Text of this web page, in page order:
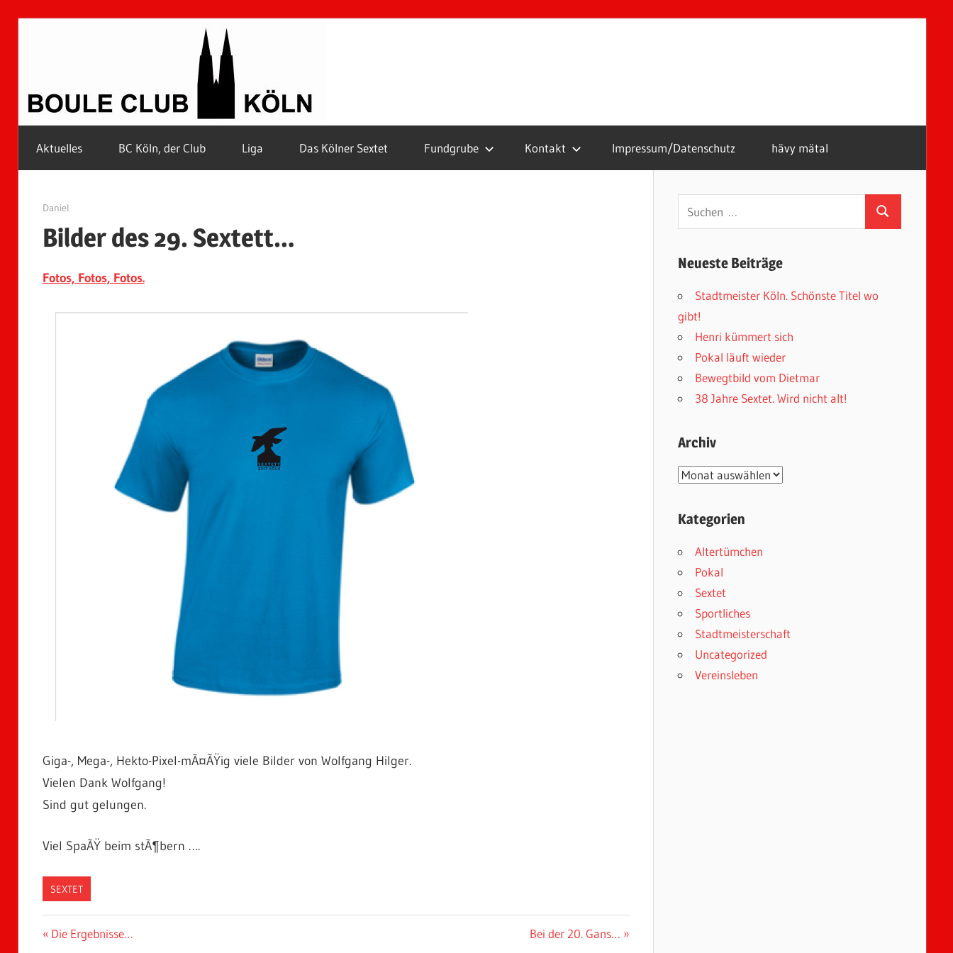
Köln
Petanque
Kölle
Aktuelles BC Köln, der Club Liga Das Kölner Sextet Fundgrube Kontakt Impressum/Datenschutz hävy mätal
19. Juni 2017
Daniel
Bilder des 29. Sextett…
Fotos, Fotos, Fotos.
Giga-, Mega-, Hekto-Pixel-mÃ¤ÃŸig viele Bilder von Wolfgang Hilger.
Vielen Dank Wolfgang!
Sind gut gelungen.
Viel SpaÃŸ beim stÃ¶bern ….
SEXTET
Beitragsnavigation
Vorheriger
Die Ergebnisse…
Nächster
Bei der 20. Gans…
Suchen
Neueste Beiträge
Stadtmeister Köln. Schönste Titel wo
gibt!
Henri kümmert sich
Pokal läuft wieder
Bewegtbild vom Dietmar
38 Jahre Sextet. Wird nicht alt!
Archiv
Archiv
Kategorien
Altertümchen
Pokal
Sextet
Sportliches
Stadtmeisterschaft
Uncategorized
Vereinsleben